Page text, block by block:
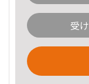
受